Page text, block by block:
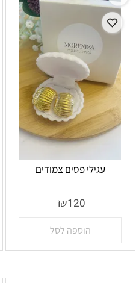
עגילי פסים צמודים
₪120
הוספה לסל